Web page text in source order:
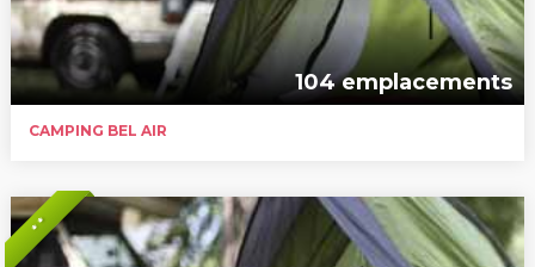
104 emplacements
CAMPING BEL AIR
* *